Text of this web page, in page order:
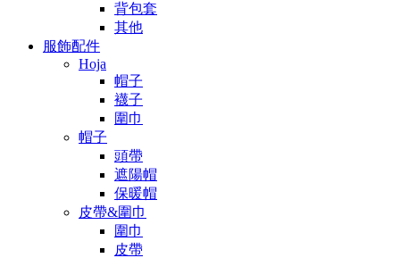
背包套
其他
服飾配件
Hoja
帽子
襪子
圍巾
帽子
頭帶
遮陽帽
保暖帽
皮帶&圍巾
圍巾
皮帶